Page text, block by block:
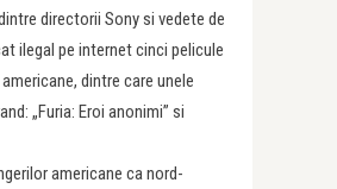
directorii Sony si vedete de
ilegal pe internet cinci pelicule
dintre care unele
„Furia: Eroi anonimi” si
americane ca nord-